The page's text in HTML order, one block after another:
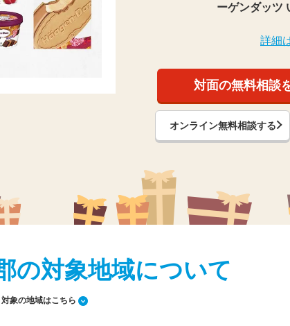
ーゲンダッツ
詳細
対面の無料相談
オンライン無料相談する
の対象地域について
対象の地域はこちら